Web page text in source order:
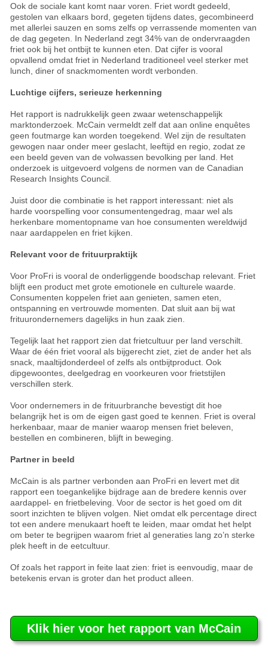
Ook de sociale kant komt naar voren. Friet wordt gedeeld,
gestolen van elkaars bord, gegeten tijdens dates, gecombineerd
met allerlei sauzen en soms zelfs op verrassende momenten van
de dag gegeten. In Nederland zegt 34% van de ondervraagden
friet ook bij het ontbijt te kunnen eten. Dat cijfer is vooral
opvallend omdat friet in Nederland traditioneel veel sterker met
lunch, diner of snackmomenten wordt verbonden.
Luchtige cijfers, serieuze herkenning
Het rapport is nadrukkelijk geen zwaar wetenschappelijk
marktonderzoek. McCain vermeldt zelf dat aan online enquêtes
geen foutmarge kan worden toegekend. Wel zijn de resultaten
gewogen naar onder meer geslacht, leeftijd en regio, zodat ze
een beeld geven van de volwassen bevolking per land. Het
onderzoek is uitgevoerd volgens de normen van de Canadian
Research Insights Council.
Juist door die combinatie is het rapport interessant: niet als
harde voorspelling voor consumentengedrag, maar wel als
herkenbare momentopname van hoe consumenten wereldwijd
naar aardappelen en friet kijken.
Relevant voor de frituurpraktijk
Voor ProFri is vooral de onderliggende boodschap relevant. Friet
blijft een product met grote emotionele en culturele waarde.
Consumenten koppelen friet aan genieten, samen eten,
ontspanning en vertrouwde momenten. Dat sluit aan bij wat
frituurondernemers dagelijks in hun zaak zien.
Tegelijk laat het rapport zien dat frietcultuur per land verschilt.
Waar de één friet vooral als bijgerecht ziet, ziet de ander het als
snack, maaltijdonderdeel of zelfs als ontbijtproduct. Ook
dipgewoontes, deelgedrag en voorkeuren voor frietstijlen
verschillen sterk.
Voor ondernemers in de frituurbranche bevestigt dit hoe
belangrijk het is om de eigen gast goed te kennen. Friet is overal
herkenbaar, maar de manier waarop mensen friet beleven,
bestellen en combineren, blijft in beweging.
Partner in beeld
McCain is als partner verbonden aan ProFri en levert met dit
rapport een toegankelijke bijdrage aan de bredere kennis over
aardappel- en frietbeleving. Voor de sector is het goed om dit
soort inzichten te blijven volgen. Niet omdat elk percentage direct
tot een andere menukaart hoeft te leiden, maar omdat het helpt
om beter te begrijpen waarom friet al generaties lang zo’n sterke
plek heeft in de eetcultuur.
Of zoals het rapport in feite laat zien: friet is eenvoudig, maar de
betekenis ervan is groter dan het product alleen.
Klik hier voor het rapport van McCain